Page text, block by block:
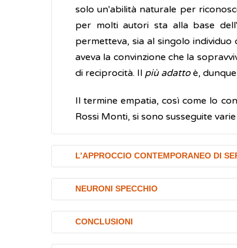
solo un'abilità naturale per
per molti autori sta alla base
permetteva, sia al singolo
aveva la convinzione che la
di reciprocità. Il più adattoè,
Il termine empatia, così come lo
Rossi Monti, si sono susseguite
L’APPROCCIO CONTEMPORANEO DI
Nel 2013 lo psicoanalista francese
strati che corrispondono alle
empatia emotiva,
NEURONI SPECCHIO
Nel 1996 l'equipe
battezzò con il nome di “neuroni
CONCLUSIONI